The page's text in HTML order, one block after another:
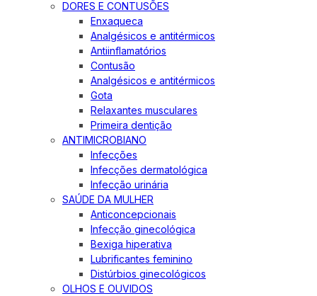
DORES E CONTUSÕES
Enxaqueca
Analgésicos e antitérmicos
Antiinflamatórios
Contusão
Analgésicos e antitérmicos
Gota
Relaxantes musculares
Primeira dentição
ANTIMICROBIANO
Infecções
Infecções dermatológica
Infecção urinária
SAÚDE DA MULHER
Anticoncepcionais
Infecção ginecológica
Bexiga hiperativa
Lubrificantes feminino
Distúrbios ginecológicos
OLHOS E OUVIDOS